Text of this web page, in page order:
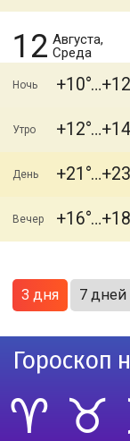
12 Августа,
Среда
Ночь +10 +12
Утро +12 +14
День +21 +23
Вечер +16 +18
3 дня 7 дней
Гороскоп